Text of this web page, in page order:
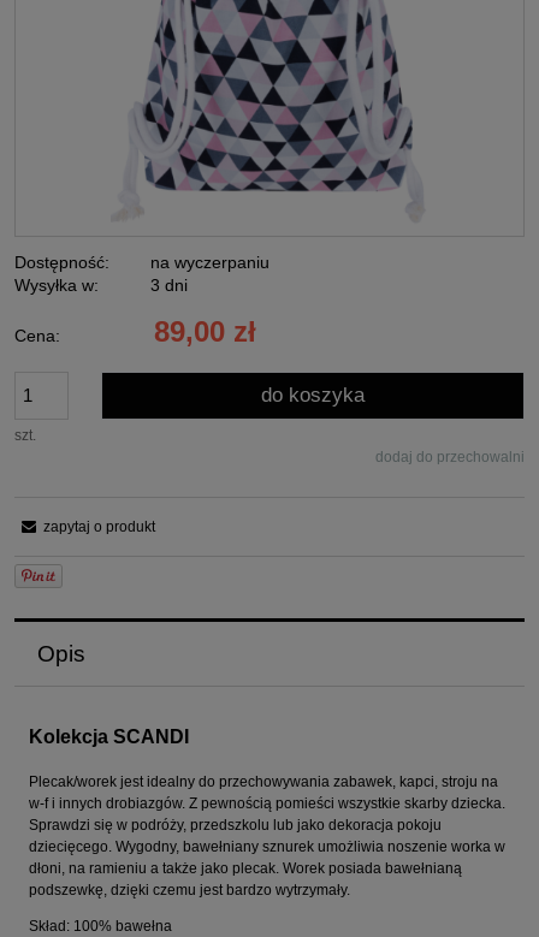
Dostępność:
na wyczerpaniu
Wysyłka w:
3 dni
Cena: 89,00 zł
szt.
do koszyka
dodaj do przechowalni
zapytaj o produkt
Opis
Kolekcja SCANDI
Plecak/worek jest idealny do przechowywania zabawek, kapci, stroju na
w-f i innych drobiazgów. Z pewnością pomieści wszystkie skarby dziecka.
Sprawdzi się w podróży, przedszkolu lub jako dekoracja pokoju
dziecięcego. Wygodny, bawełniany sznurek umożliwia noszenie worka w
dłoni, na ramieniu a także jako plecak. Worek posiada bawełnianą
podszewkę, dzięki czemu jest bardzo wytrzymały.
Skład: 100% bawełna